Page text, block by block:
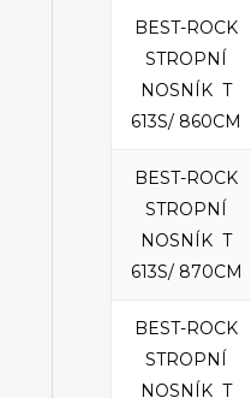
BEST-ROCK
STROPNÍ
NOSNÍK T
613S/ 860CM
BEST-ROCK
STROPNÍ
NOSNÍK T
613S/ 870CM
BEST-ROCK
STROPNÍ
NOSNÍK T